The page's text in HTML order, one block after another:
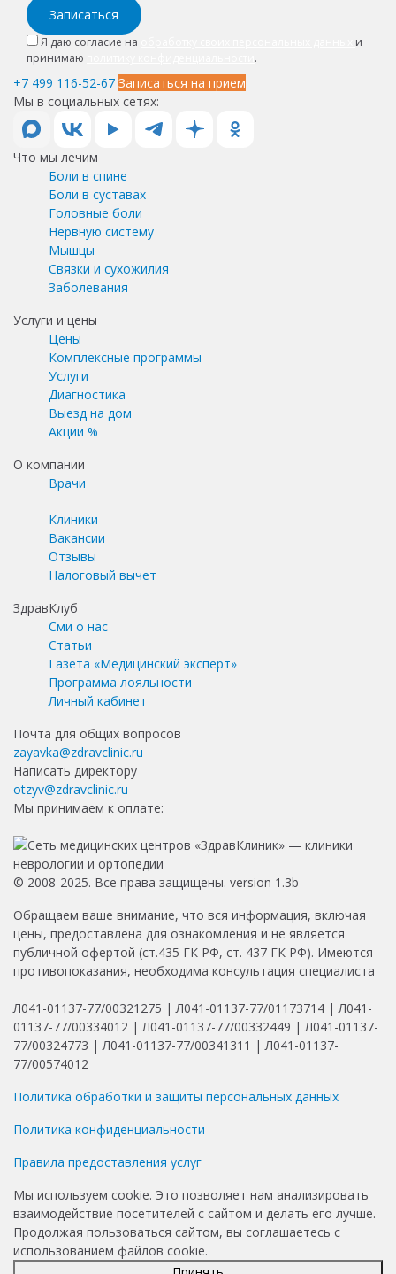
Записаться
Я даю согласие на
и
принимаю
.
+7 499 116-52-67 Записаться на прием
Мы в социальных сетях:
Что мы лечим
Боли в спине
Боли в суставах
Головные боли
Нервную систему
Мышцы
Связки и сухожилия
Заболевания
Услуги и цены
Цены
Комплексные программы
Услуги
Диагностика
Выезд на дом
Акции %
О компании
Врачи
Клиники
Вакансии
Отзывы
Налоговый вычет
ЗдравКлуб
Сми о нас
Статьи
Газета «Медицинский эксперт»
Программа лояльности
Личный кабинет
Почта для общих вопросов
zayavka@zdravclinic.ru
Написать директору
otzyv@zdravclinic.ru
Мы принимаем к оплате:
© 2008-2025. Все права защищены. version 1.3b
Обращаем ваше внимание, что вся информация, включая
цены, предоставлена для ознакомления и не является
публичной офертой (ст.435 ГК РФ, ст. 437 ГК РФ). Имеются
противопоказания, необходима консультация специалиста
Л041-01137-77/00321275 | Л041-01137-77/01173714 | Л041-
01137-77/00334012 | Л041-01137-77/00332449 | Л041-01137-
77/00324773 | Л041-01137-77/00341311 | Л041-01137-
77/00574012
Политика обработки и защиты персональных данных
Политика конфиденциальности
Правила предоставления услуг
Мы используем cookie. Это позволяет нам анализировать
взаимодействие посетителей с сайтом и делать его лучше.
Продолжая пользоваться сайтом, вы соглашаетесь с
использованием файлов cookie.